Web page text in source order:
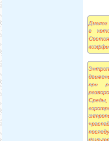
Диалог
в
при
Среды,